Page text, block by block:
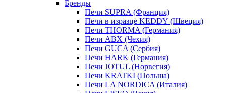
Бренды
Печи SUPRA (Франция)
Печи в изразце KEDDY (Швеция)
Печи THORMA (Германия)
Печи ABX (Чехия)
Печи GUCA (Сербия)
Печи HARK (Германия)
Печи JOTUL (Норвегия)
Печи KRATKI (Польша)
Печи LA NORDICA (Италия)